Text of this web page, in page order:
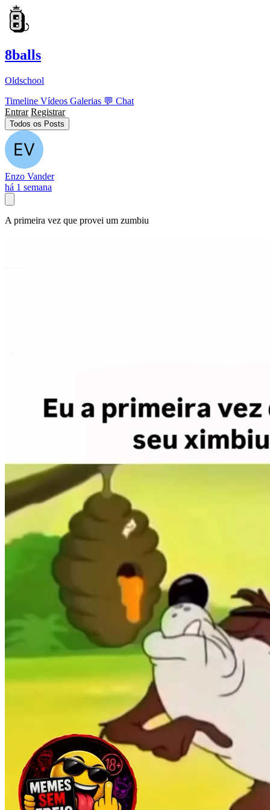
8balls
Oldschool
Timeline Vídeos Galerias 💬 Chat
Entrar Registrar
Todos os Posts
Enzo Vander
há 1 semana
A primeira vez que provei um zumbiu